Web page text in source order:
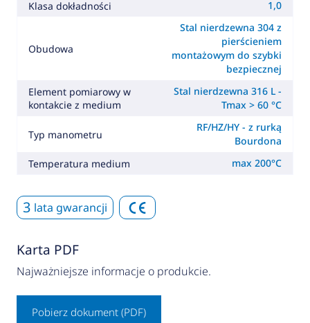
Klasa dokładności 1,0
Obudowa
Stal nierdzewna 304 z
pierścieniem
montażowym do szybki
bezpiecznej
Element pomiarowy w
kontakcie z medium
Stal nierdzewna 316 L -
Tmax > 60 °C
Typ manometru
RF/HZ/HY - z rurką
Bourdona
Temperatura medium
max 200°C
3 lata gwarancji
Karta PDF
Najważniejsze informacje o produkcie.
Pobierz dokument (PDF)